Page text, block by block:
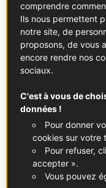
© ©Jacques Kleynhans
Passé le portail, me
bovidés, eux,
cabane flambant
L’espace d’un
suis pas au beau
provençale, mais
Ferme du Roy
pédagogiques de
comprendre
Ils nous permettent
notre site, de
proposons, de vous
encore rendre nos
sociaux.
C'est à vous de
données !
Pour donner
cookies sur votre
Pour refuser,
accepter ».
Vous pouvez